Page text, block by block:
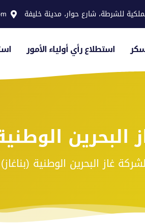
للشرطة، شارع حوار، مدينة خليفة
استطلاع رأي أولياء الأمور
البحرين
غاز البحرين الوطنية (بناغاز)